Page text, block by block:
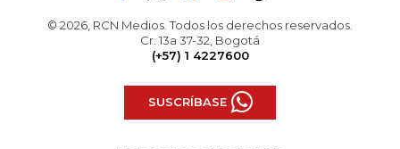
© 2026, RCN Medios. Todos los derechos reservados.
Cr. 13a 37-32, Bogotá
(+57) 1 4227600
SUSCRÍBASE